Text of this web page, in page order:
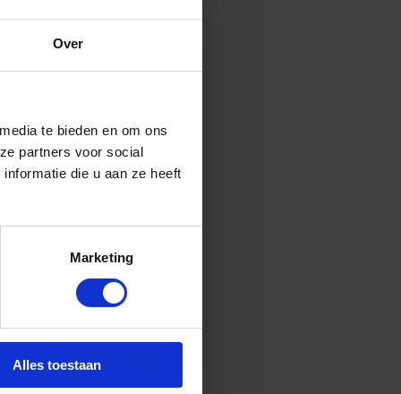
Over
te bieden en om ons
partners voor social
die u aan ze heeft
Marketing
Alles toestaan